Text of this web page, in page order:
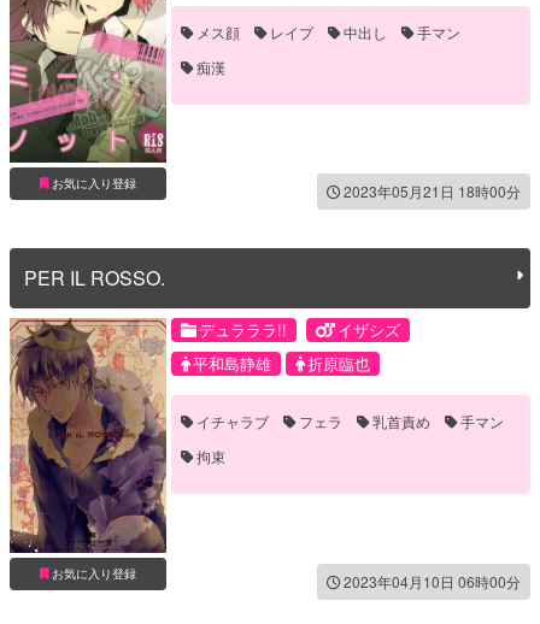
お気に入り登録
メス顔 レイプ 中出し
手マン
痴漢
2023年05月21日 18時00分
PER IL ROSSO.
お気に入り登録
デュラララ!!
イザシズ
平和島静雄
折原臨也
イチャラブ フェラ 乳首責め
手マン
拘束
2023年04月10日 06時00分